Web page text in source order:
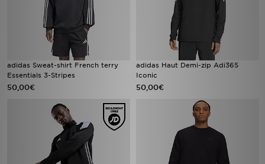
adidas Sweat-shirt French terry
Essentials 3-Stripes
50,00€
adidas Haut Demi-zip Adi365
Iconic
50,00€